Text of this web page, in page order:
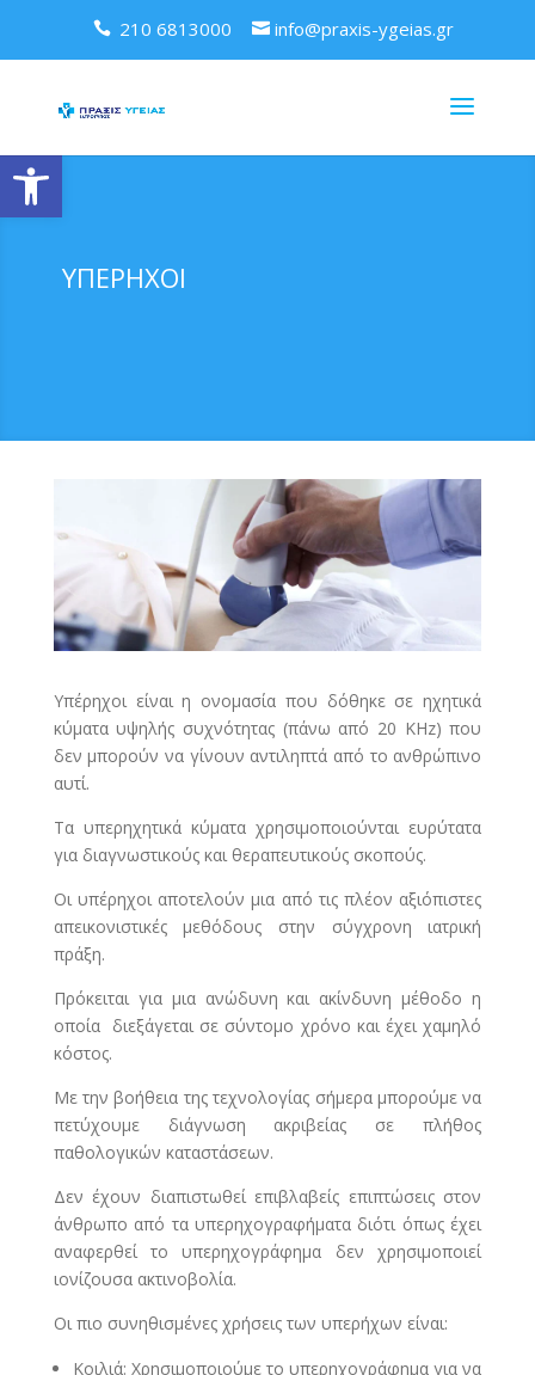
Ανοίξτε τη γραμμή εργαλείων
210 6813000 info@praxis-ygeias.gr
ΥΠΕΡΗΧΟΙ
Υπέρηχοι είναι η ονομασία που δόθηκε σε ηχητικά
κύματα υψηλής συχνότητας (πάνω από 20 ΚΗz) που
δεν μπορούν να γίνουν αντιληπτά από το ανθρώπινο
αυτί.
Τα υπερηχητικά κύματα χρησιμοποιούνται ευρύτατα
για διαγνωστικούς και θεραπευτικούς σκοπούς.
Οι υπέρηχοι αποτελούν μια από τις πλέον αξιόπιστες
απεικονιστικές μεθόδους στην σύγχρονη ιατρική
πράξη.
Πρόκειται για μια ανώδυνη και ακίνδυνη μέθοδο η
οποία διεξάγεται σε σύντομο χρόνο και έχει χαμηλό
κόστος.
Με την βοήθεια της τεχνολογίας σήμερα μπορούμε να
πετύχουμε διάγνωση ακριβείας σε πλήθος
παθολογικών καταστάσεων.
Δεν έχουν διαπιστωθεί επιβλαβείς επιπτώσεις στον
άνθρωπο από τα υπερηχογραφήματα διότι όπως έχει
αναφερθεί το υπερηχογράφημα δεν χρησιμοποιεί
ιονίζουσα ακτινοβολία.
Οι πιο συνηθισμένες χρήσεις των υπερήχων είναι:
Κοιλιά: Χρησιμοποιούμε το υπερηχογράφημα για να